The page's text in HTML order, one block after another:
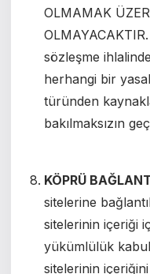
OLMAMAK
sözleşme
herhangi bir
türünden
bakılmaksızın
KÖPRÜ
sitelerine
sitelerinin içeriği
yükümlülük kabul
sitelerinin